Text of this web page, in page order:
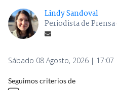
Lindy Sandoval
Periodista de
Sábado 08 Agosto, 2026 | 17:07
Seguimos criterios de